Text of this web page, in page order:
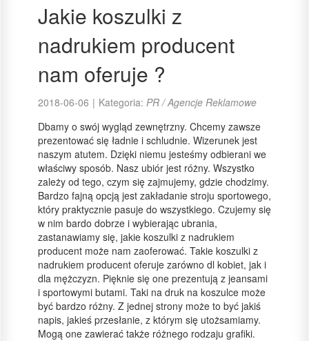
Jakie koszulki z
nadrukiem producent
nam oferuje ?
2018-06-06 | Kategoria: PR / Agencje Reklamowe
Dbamy o swój wygląd zewnętrzny. Chcemy zawsze
prezentować się ładnie i schludnie. Wizerunek jest
naszym atutem. Dzięki niemu jesteśmy odbierani we
właściwy sposób. Nasz ubiór jest różny. Wszystko
zależy od tego, czym się zajmujemy, gdzie chodzimy.
Bardzo fajną opcją jest zakładanie stroju sportowego,
który praktycznie pasuje do wszystkiego. Czujemy się
w nim bardo dobrze i wybierając ubrania,
zastanawiamy się, jakie koszulki z nadrukiem
producent może nam zaoferować. Takie koszulki z
nadrukiem producent oferuje zarówno dl kobiet, jak i
dla mężczyzn. Pięknie się one prezentują z jeansami
i sportowymi butami. Taki na druk na koszulce może
być bardzo różny. Z jednej strony może to być jakiś
napis, jakieś przesłanie, z którym się utożsamiamy.
Mogą one zawierać także różnego rodzaju grafiki.